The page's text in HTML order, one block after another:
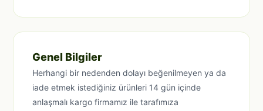
Genel Bilgiler
Herhangi bir nedenden dolayı beğenilmeyen ya da
iade etmek istediğiniz ürünleri 14 gün içinde
anlaşmalı kargo firmamız ile tarafımıza